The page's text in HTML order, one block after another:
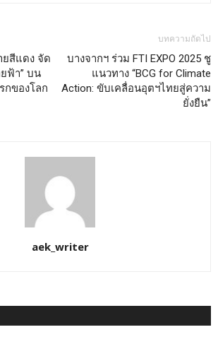
ยสีแดง จัด
ฟ้า” บน
กของโลก
บทความถัดไป
บางจากฯ ร่วม FTI EXPO 2025 ชู
แนวทาง “BCG for Climate
Action: ขับเคลื่อนอุตฯไทยสู่ความ
ยั่งยืน”
aek_writer